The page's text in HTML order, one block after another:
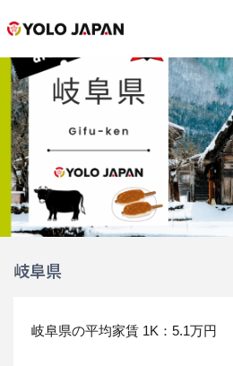
岐阜県
岐阜県の平均家賃 1K：5.1万円